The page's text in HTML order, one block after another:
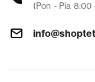
(Pon - Pia 8:00